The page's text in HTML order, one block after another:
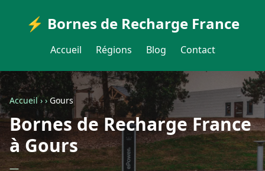
⚡ Bornes de Recharge France
Accueil Régions Blog Contact
Accueil››Gours
Bornes de Recharge France
à Gours
—